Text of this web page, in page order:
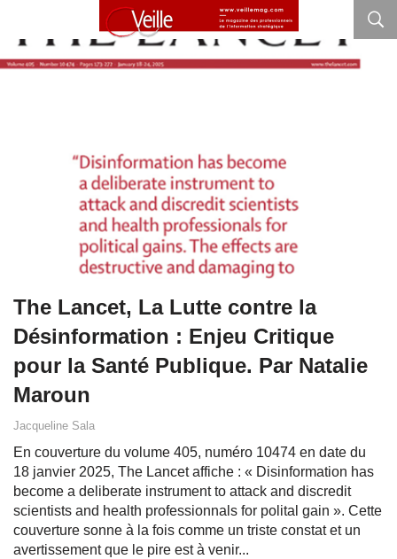
The Lancet, La Lutte contre la
Désinformation : Enjeu Critique
pour la Santé Publique. Par Natalie
Maroun
Jacqueline Sala
En couverture du volume 405, numéro 10474 en date du
18 janvier 2025, The Lancet affiche : « Disinformation has
become a deliberate instrument to attack and discredit
scientists and health professionnals for polital gain ». Cette
couverture sonne à la fois comme un triste constat et un
avertissement que le pire est à venir...